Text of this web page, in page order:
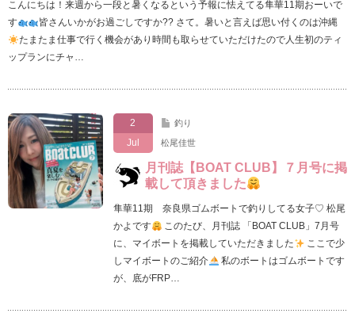
こんにちは！来週から一段と暑くなるという予報に怯えてる隼華11期おーいで
す
皆さんいかがお過ごしですか?? さて。暑いと言えば思い付くのは沖縄
たまたま仕事で行く機会があり時間も取らせていただけたので人生初のティ
ップランにチャ…
2
Jul
釣り
松尾佳世
月刊誌【BOAT CLUB】７月号に掲
載して頂きました
隼華11期 奈良県ゴムボートで釣りしてる女子♡ 松尾
かよです
このたび、月刊誌 「BOAT CLUB」7月号
に、マイボートを掲載していただきました
ここで少
しマイボートのご紹介
私のボートはゴムボートです
が、底がFRP…